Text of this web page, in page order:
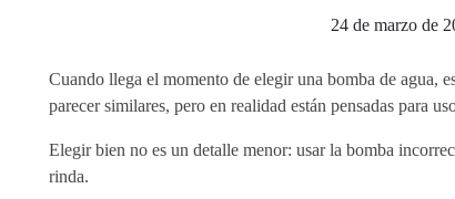
24 de marzo de
Cuando llega el momento de elegir una bomba de agua,
parecer similares, pero en realidad están pensadas para
Elegir bien no es un detalle menor: usar la bomba
rinda.